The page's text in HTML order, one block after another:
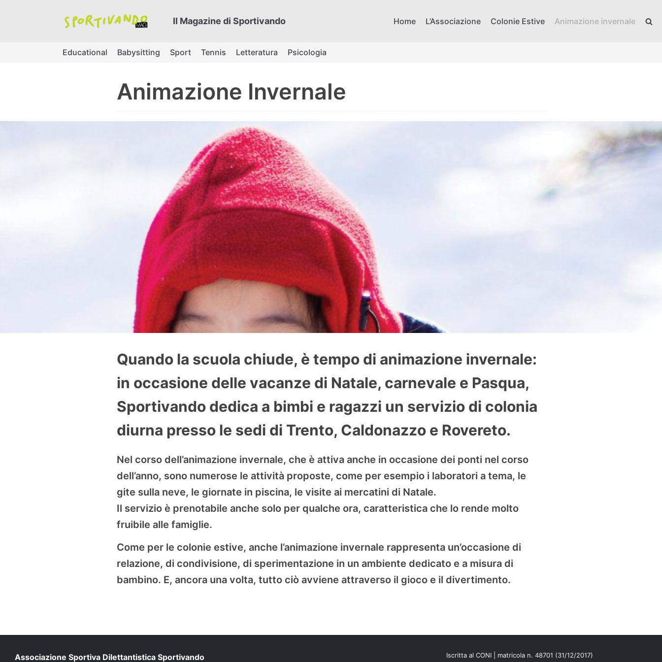
Il Magazine di Sportivando Home L’Associazione Colonie Estive Animazione invernale
Educational Babysitting Sport Tennis Letteratura Psicologia
Animazione Invernale
Quando la scuola chiude, è tempo di animazione invernale:
in occasione delle vacanze di Natale, carnevale e Pasqua,
Sportivando dedica a bimbi e ragazzi un servizio di colonia
diurna presso le sedi di Trento, Caldonazzo e Rovereto.
Nel corso dell’animazione invernale, che è attiva anche in occasione dei ponti nel corso
dell’anno, sono numerose le attività proposte, come per esempio i laboratori a tema, le
gite sulla neve, le giornate in piscina, le visite ai mercatini di Natale.
Il servizio è prenotabile anche solo per qualche ora, caratteristica che lo rende molto
fruibile alle famiglie.
Come per le colonie estive, anche l’animazione invernale rappresenta un’occasione di
relazione, di condivisione, di sperimentazione in un ambiente dedicato e a misura di
bambino. E, ancora una volta, tutto ciò avviene attraverso il gioco e il divertimento.
Associazione Sportiva Dilettantistica Sportivando Iscritta al CONI | matricola n. 48701 (31/12/2017)